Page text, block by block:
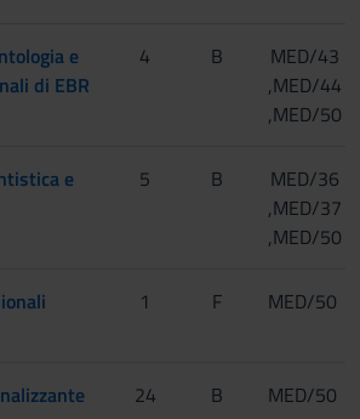
e
di EBR
4 B
MED/43
,MED/44
,MED/50
e
5 B
MED/36
,MED/37
,MED/50
1 F MED/50
24 B MED/50